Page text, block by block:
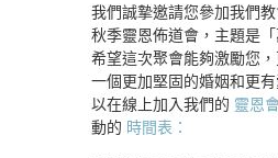
我們誠摯邀請您參加我們
秋季靈恩佈道會，主題是
希望這次聚會能夠激勵您
一個更加堅固的婚姻和更
以在線上加入我們的 靈恩
動的 時間表：